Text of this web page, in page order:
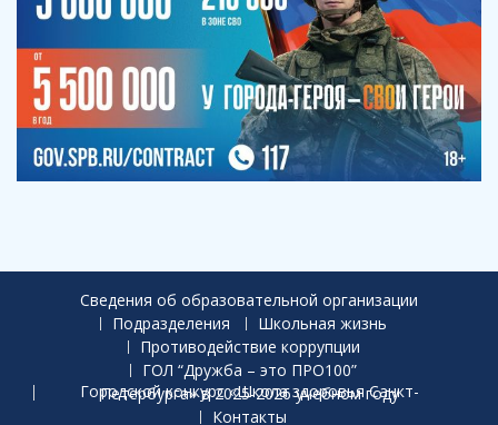
Сведения об образовательной организации
Подразделения
Школьная жизнь
Противодействие коррупции
ГОЛ “Дружба – это ПРО100”
Городской конкурс «Школа здоровья Санкт-Петербурга» в 2025-2026 учебном году
Контакты